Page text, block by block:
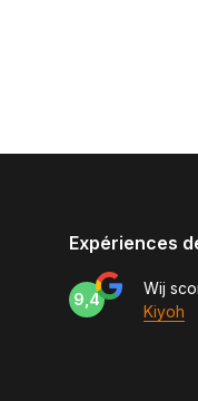
Expériences
9,4
Wij
Kiyoh